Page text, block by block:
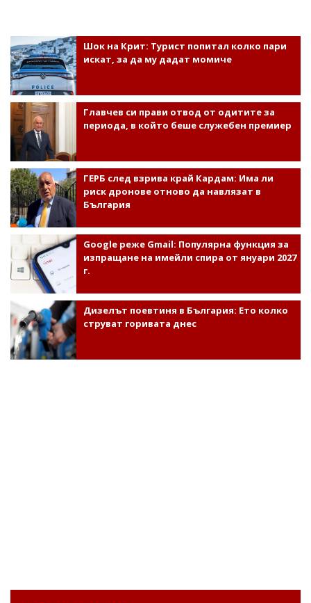
Шок на Крит: Турист попитал колко пари
искат, за да му дадат момиче
Главчев си прави отвод от одитите за
периода, в който беше служебен премиер
ГЕРБ след взрива край Кардам: Има ли
риск дронове отново да навлязат в
България
Google реже Gmail: Популярна функция за
изпращане на имейли спира от януари 2027
г.
Дизелът поевтиня в България: Ето колко
струват горивата днес